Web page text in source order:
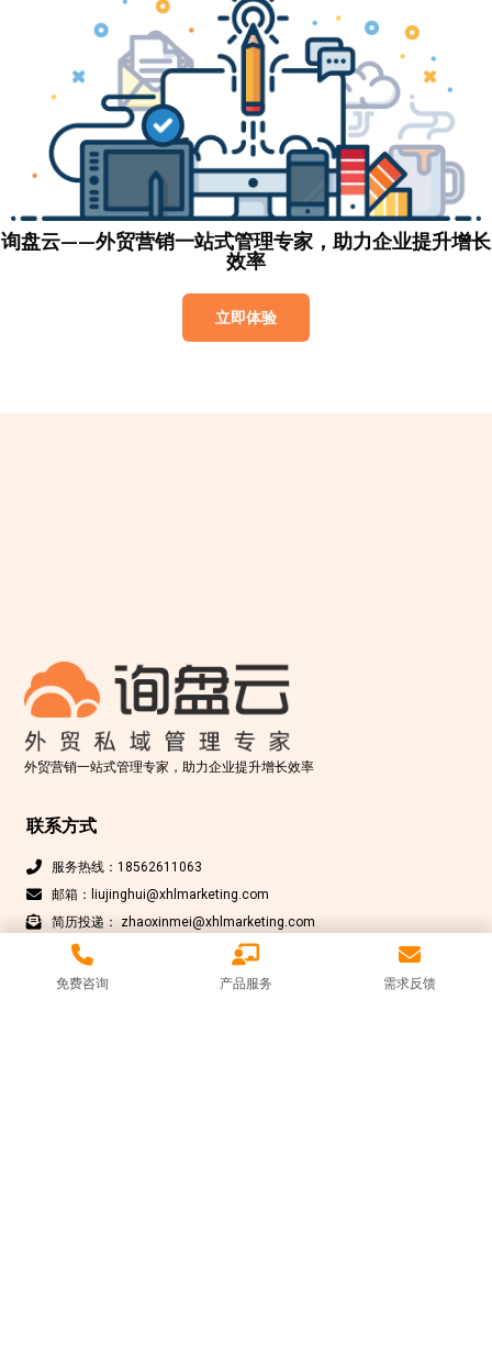
询盘云——外贸营销一站式管理专家，助力企业提升增长
效率
立即体验
免费咨询 产品服务 需求反馈
外贸营销一站式管理专家，助力企业提升增长效率
联系方式
服务热线：18562611063
邮箱：liujinghui@xhlmarketing.com
简历投递： zhaoxinmei@xhlmarketing.com